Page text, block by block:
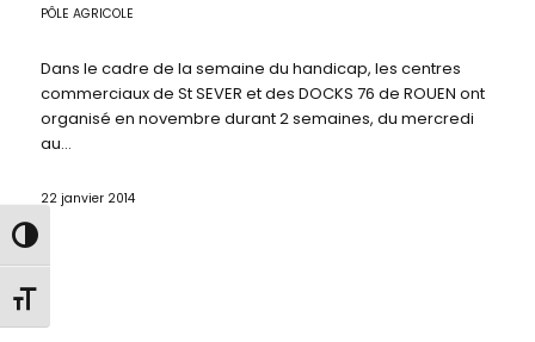
Passer en contraste élevé
Changer la taille de la police
PÔLE AGRICOLE
Dans le cadre de la semaine du handicap, les centres
commerciaux de St SEVER et des DOCKS 76 de ROUEN ont
organisé en novembre durant 2 semaines, du mercredi
au…
22 janvier 2014